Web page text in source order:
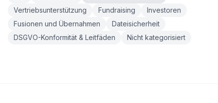
Vertriebsunterstützung
Fundraising
Investoren
Fusionen und Übernahmen
Dateisicherheit
DSGVO-Konformität & Leitfäden
Nicht kategorisiert